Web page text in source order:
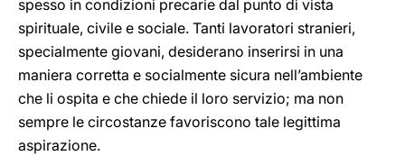
spesso in condizioni precarie dal punto di vista
spirituale, civile e sociale. Tanti lavoratori stranieri,
specialmente giovani, desiderano inserirsi in una
maniera corretta e socialmente sicura nell’ambiente
che li ospita e che chiede il loro servizio; ma non
sempre le circostanze favoriscono tale legittima
aspirazione.